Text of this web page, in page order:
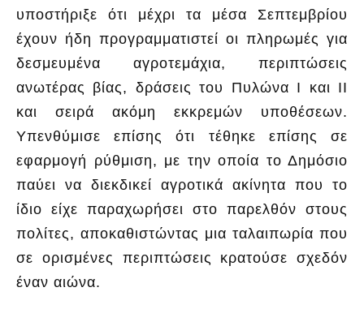
υποστήριξε ότι μέχρι τα μέσα Σεπτεμβρίου
έχουν ήδη προγραμματιστεί οι πληρωμές για
δεσμευμένα αγροτεμάχια, περιπτώσεις
ανωτέρας βίας, δράσεις του Πυλώνα Ι και ΙΙ
και σειρά ακόμη εκκρεμών υποθέσεων.
Υπενθύμισε επίσης ότι τέθηκε επίσης σε
εφαρμογή ρύθμιση, με την οποία το Δημόσιο
παύει να διεκδικεί αγροτικά ακίνητα που το
ίδιο είχε παραχωρήσει στο παρελθόν στους
πολίτες, αποκαθιστώντας μια ταλαιπωρία που
σε ορισμένες περιπτώσεις κρατούσε σχεδόν
έναν αιώνα.